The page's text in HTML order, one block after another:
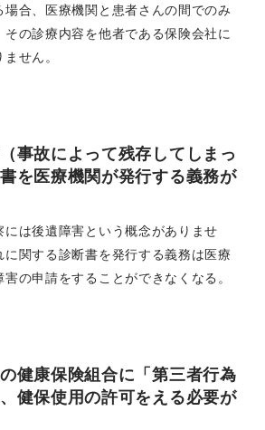
場合、医療機関と患者さんの間でのみ
の診療内容を他者である保険会社に
せん。
故によって残存してしまっ
を医療機関が発行する義務が
には後遺障害という概念がありませ
に関する診断書を発行する義務は医療
の申請をすることができなくなる。
康保険組合に「第三者行為
健保使用の許可をえる必要が